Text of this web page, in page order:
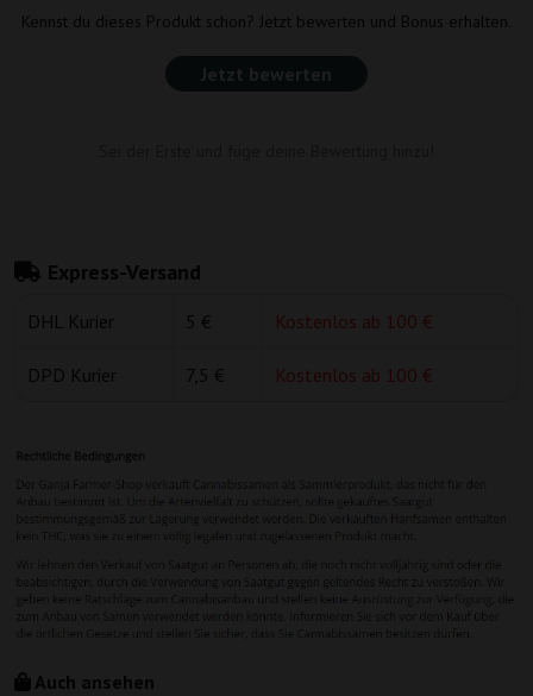
Kennst du dieses Produkt schon? Jetzt bewerten und Bonus erhalten.
Jetzt bewerten
Express-Versand
DHL Kurier 5 € Kostenlos ab 100 €
DPD Kurier 7,5 € Kostenlos ab 100 €
Auch ansehen